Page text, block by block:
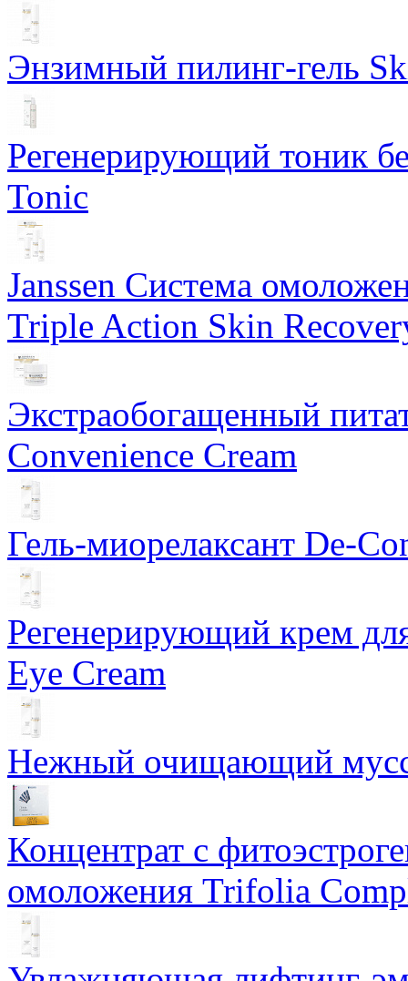
Энзимный пилинг-гель
Регенерирующий тоник
Tonic
Janssen Система
Triple Action Skin
Экстраобогащенный
Convenience Cream
Гель-миорелаксант De-
Регенерирующий крем
Eye Cream
Нежный очищающий мусс
Концентрат с
омоложения Trifolia